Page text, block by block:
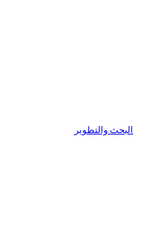
البحث والتطوير